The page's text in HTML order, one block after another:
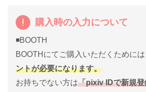
購入時の入力について
◾️BOOTH
BOOTHにてご購入いただくためには
ントが必要になります。
お持ちでない方は「pixiv IDで新規